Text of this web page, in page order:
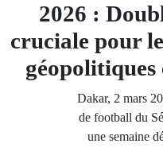
2026 :
cruciale pour
Dakar, 2 mars
de football du
une semaine